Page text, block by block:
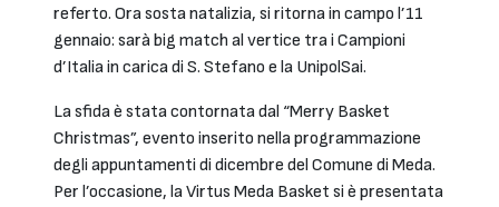
referto. Ora sosta natalizia, si ritorna in campo l’11
gennaio: sarà big match al vertice tra i Campioni
d’Italia in carica di S. Stefano e la UnipolSai.
La sfida è stata contornata dal “Merry Basket
Christmas”, evento inserito nella programmazione
degli appuntamenti di dicembre del Comune di Meda.
Per l’occasione, la Virtus Meda Basket si è presentata